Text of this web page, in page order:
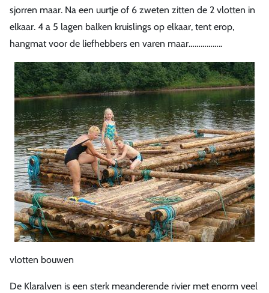
sjorren maar. Na een uurtje of 6 zweten zitten de 2 vlotten in
elkaar. 4 a 5 lagen balken kruislings op elkaar, tent erop,
hangmat voor de liefhebbers en varen maar……………..
vlotten bouwen
De Klaralven is een sterk meanderende rivier met enorm veel